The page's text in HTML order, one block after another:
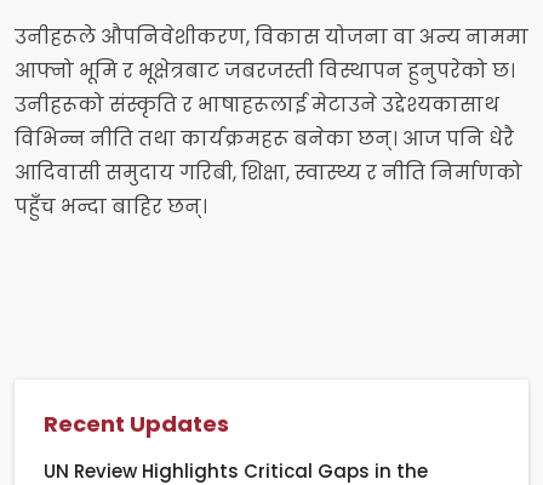
उनीहरूले औपनिवेशीकरण, विकास योजना वा अन्य नाममा
आफ्नो भूमि र भूक्षेत्रबाट जबरजस्ती विस्थापन हुनुपरेको छ।
उनीहरूको संस्कृति र भाषाहरूलाई मेटाउने उद्देश्यकासाथ
विभिन्न नीति तथा कार्यक्रमहरू बनेका छन्। आज पनि धेरै
आदिवासी समुदाय गरिबी, शिक्षा, स्वास्थ्य र नीति निर्माणको
पहुँच भन्दा बाहिर छन्।
Recent Updates
UN Review Highlights Critical Gaps in the